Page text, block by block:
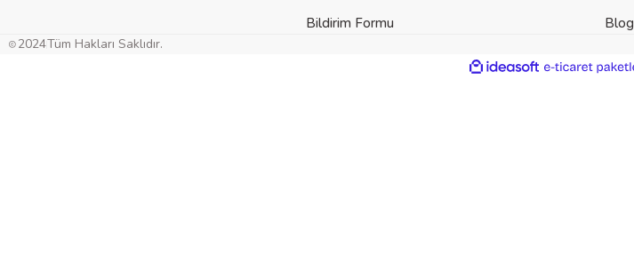
Bildirim Formu
Blog
2024Tüm Hakları Saklıdır.
ideasoft